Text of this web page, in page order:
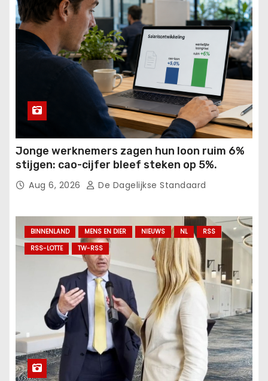
Jonge werknemers zagen hun loon ruim 6%
stijgen: cao-cijfer bleef steken op 5%.
Aug 6, 2026 De Dagelijkse Standaard
BINNENLAND MENS EN DIER NIEUWS NL
RSS
RSS-LOTTE
TW-RSS